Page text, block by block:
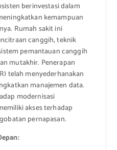
berinvestasi dalam
kemampuan
Rumah sakit ini
canggih, teknik
pemantauan canggih
mutakhir. Penerapan
telah menyederhanakan
manajemen data.
modernisasi
akses terhadap
pernapasan.